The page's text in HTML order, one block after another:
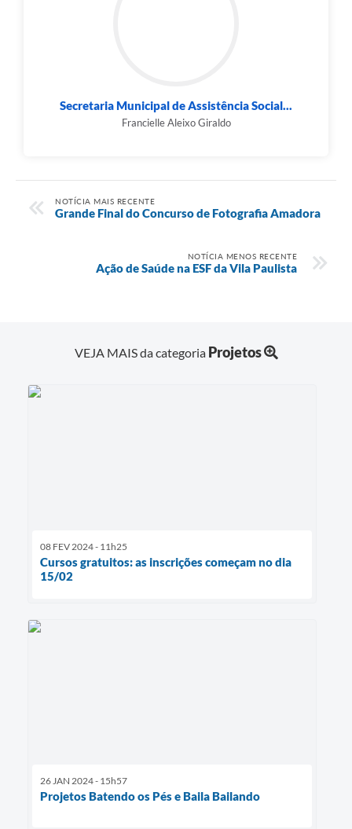
Secretaria Municipal de Assistência Social...
Francielle Aleixo Giraldo
NOTÍCIA MAIS RECENTE
Grande Final do Concurso de Fotografia Amadora
NOTÍCIA MENOS RECENTE
Ação de Saúde na ESF da Vila Paulista
VEJA MAIS da categoria Projetos
08 FEV 2024 - 11h25
Cursos gratuitos: as inscrições começam no dia
15/02
26 JAN 2024 - 15h57
Projetos Batendo os Pés e Baila Bailando